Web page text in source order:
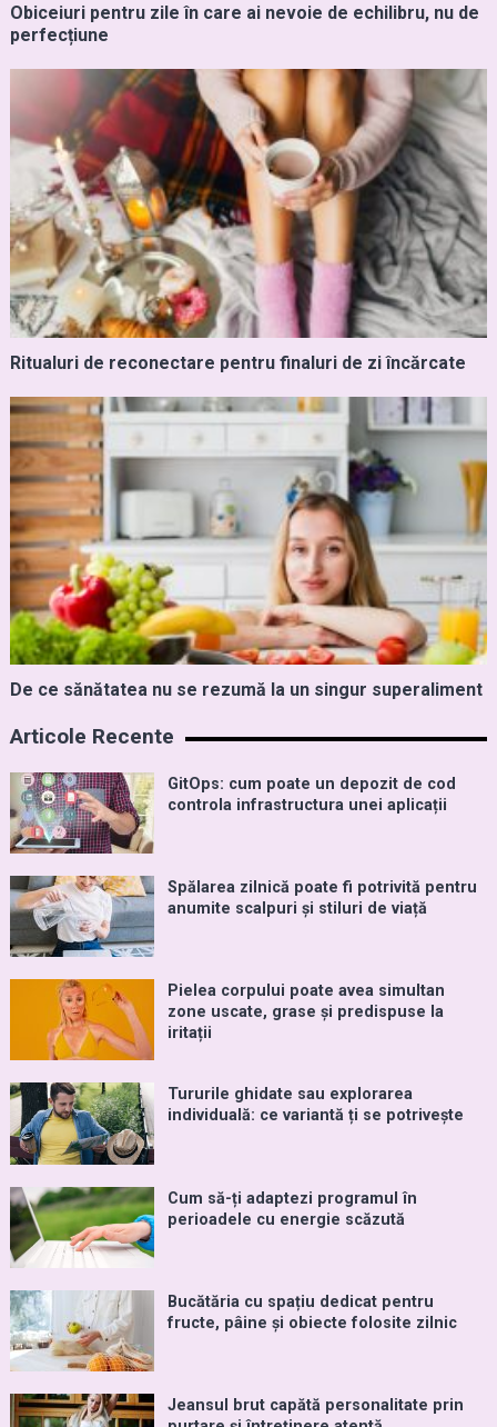
Obiceiuri pentru zile în care ai nevoie de echilibru, nu de
perfecțiune
Ritualuri de reconectare pentru finaluri de zi încărcate
De ce sănătatea nu se rezumă la un singur superaliment
Articole Recente
GitOps: cum poate un depozit de cod
controla infrastructura unei aplicații
Spălarea zilnică poate fi potrivită pentru
anumite scalpuri și stiluri de viață
Pielea corpului poate avea simultan
zone uscate, grase și predispuse la
iritații
Tururile ghidate sau explorarea
individuală: ce variantă ți se potrivește
Cum să-ți adaptezi programul în
perioadele cu energie scăzută
Bucătăria cu spațiu dedicat pentru
fructe, pâine și obiecte folosite zilnic
Jeansul brut capătă personalitate prin